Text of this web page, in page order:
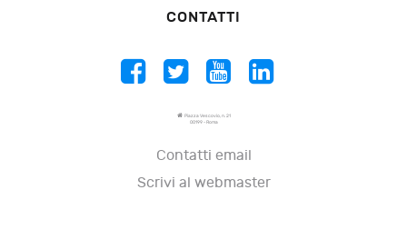
CONTATTI
Piazza Vescovio, n. 21
00199 - Roma
Contatti email
Scrivi al webmaster